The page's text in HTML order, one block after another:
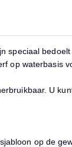
speciaal
op waterbasis
U
op de